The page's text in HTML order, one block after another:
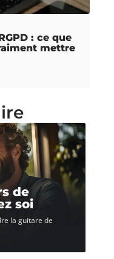
: ce que
mettre
de
soi
la guitare de